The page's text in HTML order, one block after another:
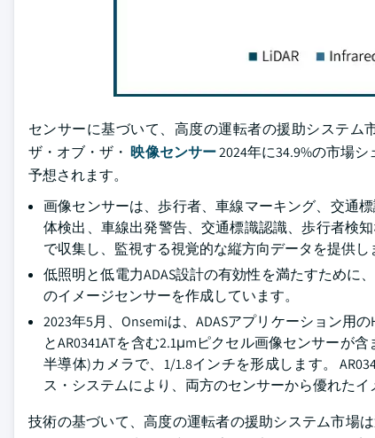
センサーに基づいて、高度の運転者の援助システム
ザ・オブ・ザ・ 映像センサー2024年に34.9%の市場シ
予想されます。
画像センサーは、歩行者、車線マーキング、交通
体検出、車線出発警告、交通標識認識、歩行者検
で収集し、監視する視覚的な縦方向データを提供
低照明と低電力ADAS設計の有効性を満たすために
のイメージセンサーを作成しています。
2023年5月、Onsemiは、ADASアプリケーション用
とAR0341ATを含む2.1μmピクセル画像センサーが
半導体)カメラで、1/1.8インチを形成します。
ス・システムにより、両方のセンサーから優れたイ
技術の基づいて、高度の運転者の援助システム市場